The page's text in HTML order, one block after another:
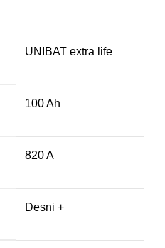
UNIBAT extra life
100 Ah
820 A
Desni +